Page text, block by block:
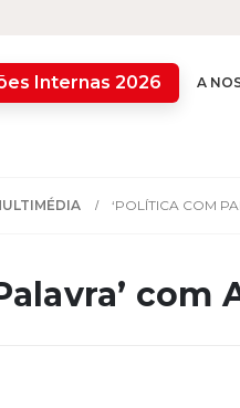
Internas 2026 A
‘POLÍTICA COM
com